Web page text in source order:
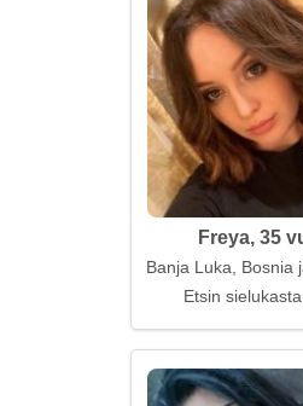
Freya, 35
Banja Luka, Bosnia
Etsin